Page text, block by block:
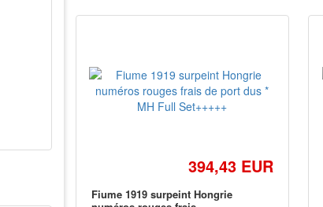
394,43 EUR
Fiume 1919 surpeint Hongrie